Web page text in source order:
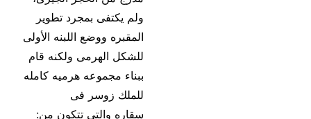
ولم يكتفى بمجرد تطوير
المقبره ووضع اللبنه الأولى
للشكل الهرمى ولكنه قام
ببناء مجموعه هرميه كامله
للملك زوسر فى
سقاره والتى تتكون من: